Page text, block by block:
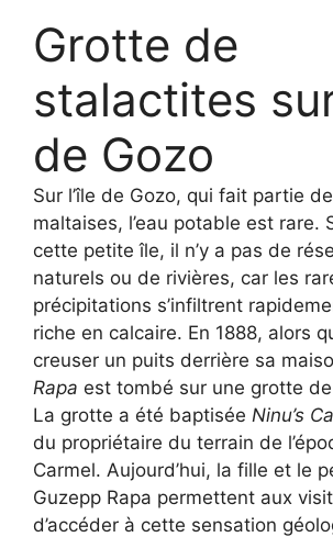
Grotte de
stalactites
de Gozo
Sur l’île de Gozo, qui fait partie
maltaises, l’eau potable est rare.
cette petite île, il n’y a pas de
naturels ou de rivières, car les
précipitations s’infiltrent
riche en calcaire. En 1888, alors
creuser un puits derrière sa
Rapa est tombé sur une grotte
La grotte a été baptisée Ninu’s
du propriétaire du terrain de
Carmel. Aujourd’hui, la fille et le
Guzepp Rapa permettent aux
d’accéder à cette sensation